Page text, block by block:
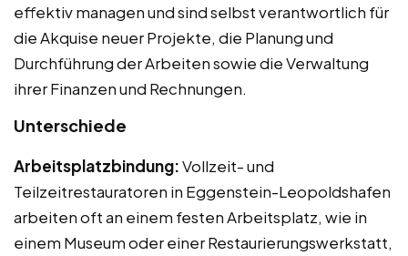
effektiv managen und sind selbst verantwortlich für
die Akquise neuer Projekte, die Planung und
Durchführung der Arbeiten sowie die Verwaltung
ihrer Finanzen und Rechnungen.
Unterschiede
Arbeitsplatzbindung:Vollzeit- und
Teilzeitrestauratoren in Eggenstein-Leopoldshafen
arbeiten oft an einem festen Arbeitsplatz, wie in
einem Museum oder einer Restaurierungswerkstatt,